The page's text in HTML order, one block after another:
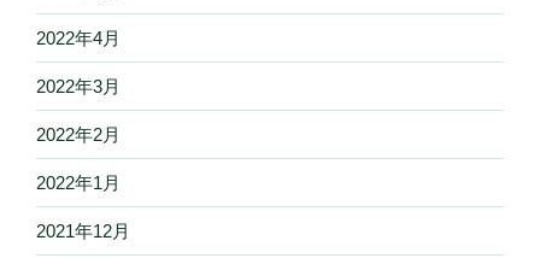
2022年4月
2022年3月
2022年2月
2022年1月
2021年12月